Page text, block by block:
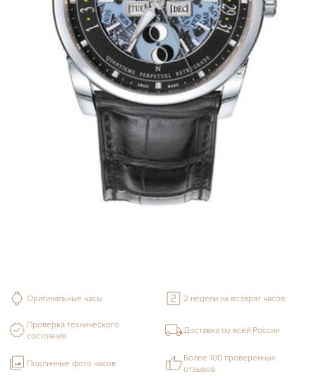
Оригинальные часы 2 недели на возврат часов
Проверка технического
состояния
Доставка по всей России
Подлинные фото часов
Более 100 проверенных
отзывов